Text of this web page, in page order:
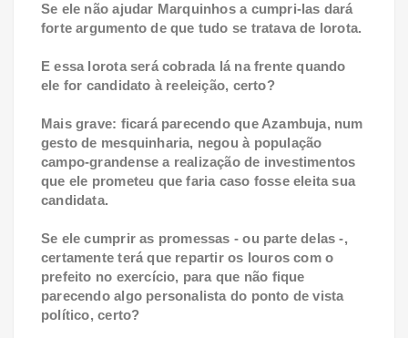
Se ele não ajudar Marquinhos a cumpri-las dará
forte argumento de que tudo se tratava de lorota.
E essa lorota será cobrada lá na frente quando
ele for candidato à reeleição, certo?
Mais grave: ficará parecendo que Azambuja, num
gesto de mesquinharia, negou à população
campo-grandense a realização de investimentos
que ele prometeu que faria caso fosse eleita sua
candidata.
Se ele cumprir as promessas - ou parte delas -,
certamente terá que repartir os louros com o
prefeito no exercício, para que não fique
parecendo algo personalista do ponto de vista
político, certo?